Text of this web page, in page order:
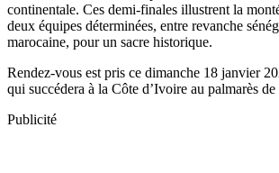
continentale. Ces demi-finales illustrent la
deux équipes déterminées, entre revanche
marocaine, pour un sacre historique.
Rendez-vous est pris ce dimanche 18 janvier
qui succédera à la Côte d’Ivoire au palmarès
Publicité